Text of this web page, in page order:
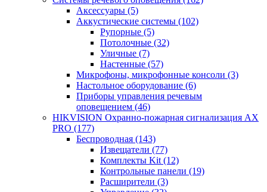
Аксессуары (5)
Аккустические системы (102)
Рупорные (5)
Потолочные (32)
Уличные (7)
Настенные (57)
Микрофоны, микрофонные консоли (3)
Настольное оборудование (6)
Приборы управления речевым
оповещением (46)
HIKVISION Охранно-пожарная сигнализация AX
PRO (177)
Беспроводная (143)
Извещатели (77)
Комплекты Kit (12)
Контрольные панели (19)
Расширители (3)